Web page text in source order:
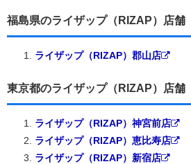
福島県のライザップ（RIZAP）店舗
ライザップ（RIZAP）郡山店
東京都のライザップ（RIZAP）店舗
ライザップ（RIZAP）神宮前店
ライザップ（RIZAP）恵比寿店
ライザップ（RIZAP）新宿店